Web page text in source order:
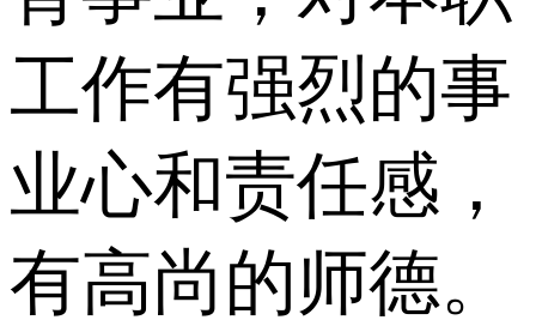
工作有强烈的事
业心和责任感，
有高尚的师德。